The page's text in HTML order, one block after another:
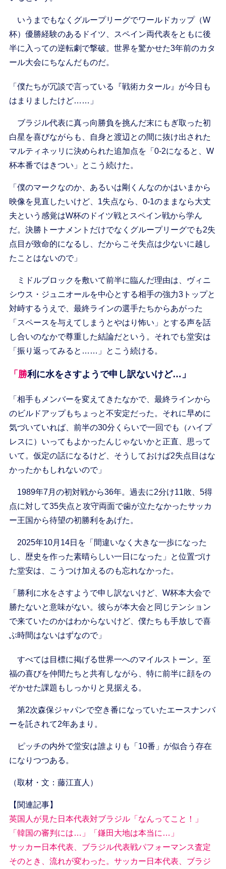
いうまでもなくグループリーグでワールドカップ（W
杯）優勝経験のあるドイツ、スペイン両代表をともに後
半に入っての逆転劇で撃破。世界を驚かせた3年前のカタ
ール大会にちなんだものだ。
「僕たちが冗談で言っている『戦術カタール』が今日も
はまりましたけど……」
ブラジル代表に真っ向勝負を挑んだ末にもぎ取った初
白星を喜びながらも、自身と渡辺との間に抜け出された
マルティネッリに決められた追加点を「0-2になると、W
杯本番ではきつい」とこう続けた。
「僕のマークなのか、あるいは剛くんなのかはいまから
映像を見直したいけど、1失点なら、0-1のままなら大丈
夫という感覚はW杯のドイツ戦とスペイン戦から学ん
だ。決勝トーナメントだけでなくグループリーグでも2失
点目が致命的になるし、だからこそ失点は少ないに越し
たことはないので」
ミドルブロックを敷いて前半に臨んだ理由は、ヴィニ
シウス・ジュニオールを中心とする相手の強力3トップと
対峙するうえで、最終ラインの選手たちからあがった
「スペースを与えてしまうとやはり怖い」とする声を話
し合いのなかで尊重した結論だという。それでも堂安は
「振り返ってみると……」とこう続ける。
「勝利に水をさすようで申し訳ないけど…」
「相手もメンバーを変えてきたなかで、最終ラインから
のビルドアップもちょっと不安定だった。それに早めに
気づいていれば、前半の30分くらいで一回でも（ハイプ
レスに）いってもよかったんじゃないかと正直、思って
いて。仮定の話になるけど、そうしておけば2失点目はな
かったかもしれないので」
1989年7月の初対戦から36年。過去に2分け11敗、5得
点に対して35失点と攻守両面で歯が立たなかったサッカ
ー王国から待望の初勝利をあげた。
2025年10月14日を「間違いなく大きな一歩になった
し、歴史を作った素晴らしい一日になった」と位置づけ
た堂安は、こうつけ加えるのも忘れなかった。
「勝利に水をさすようで申し訳ないけど、W杯本大会で
勝たないと意味がない。彼らが本大会と同じテンション
で来ていたのかはわからないけど、僕たちも手放しで喜
ぶ時間はないはずなので」
すべては目標に掲げる世界一へのマイルストーン。至
福の喜びを仲間たちと共有しながら、特に前半に顔をの
ぞかせた課題もしっかりと見据える。
第2次森保ジャパンで空き番になっていたエースナンバ
ーを託されて2年あまり。
ピッチの内外で堂安は誰よりも「10番」が似合う存在
になりつつある。
（取材・文：藤江直人）
【関連記事】
英国人が見た日本代表対ブラジル「なんってこと！」
「韓国の審判には…」「鎌田大地は本当に…」
サッカー日本代表、ブラジル代表戦パフォーマンス査定
そのとき、流れが変わった。サッカー日本代表、ブラジ